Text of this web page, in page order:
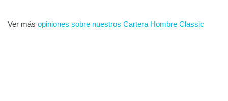
Ver más opiniones sobre nuestros Cartera Hombre Classic